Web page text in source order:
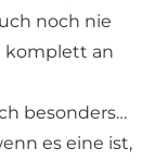
noch nie
komplett an
besonders…
es eine ist,